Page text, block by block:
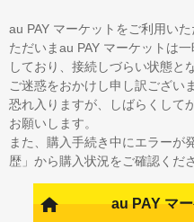
au PAY マーケットをご利用い
ただいまau PAY マーケットは
しており、接続しづらい状態と
ご迷惑をおかけし申し訳ござい
恐れ入りますが、しばらくして
お願いします。
また、購入手続き中にエラーが
歴」から購入状況をご確認くださ
au PAY マ